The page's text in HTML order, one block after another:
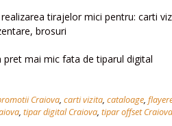
tirajelor mici pentru: carti
brosuri
mai mic fata de tiparul digital
Craiova,carti vizita,cataloage,
,tipar digital Craiova,tipar offset Craiova